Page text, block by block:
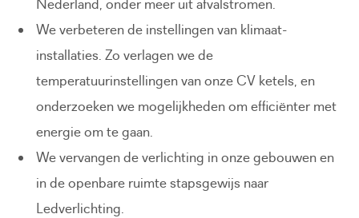
Nederland, onder meer uit afvalstromen.
We verbeteren de instellingen van klimaat-
installaties. Zo verlagen we de
temperatuurinstellingen van onze CV ketels, en
onderzoeken we mogelijkheden om efficiënter met
energie om te gaan.
We vervangen de verlichting in onze gebouwen en
in de openbare ruimte stapsgewijs naar
Ledverlichting.